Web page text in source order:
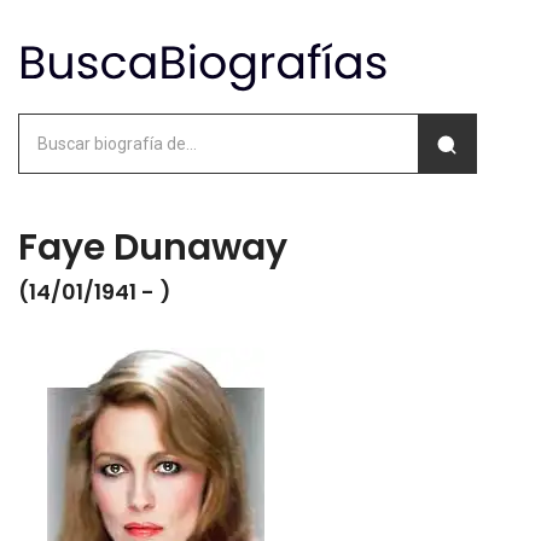
Faye Dunaway
(14/01/1941 - )